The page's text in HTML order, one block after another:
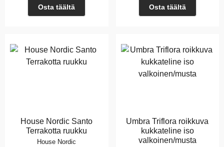
Osta täältä Osta täältä
House Nordic Santo
Terrakotta ruukku
House Nordic
Umbra Triflora roikkuva
kukkateline iso
valkoinen/musta